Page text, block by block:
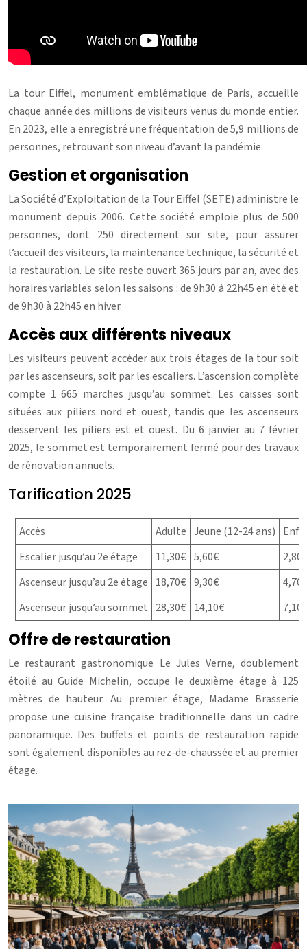
La tour Eiffel, monument emblématique de Paris, accueille
chaque année des millions de visiteurs venus du monde entier.
En 2023, elle a enregistré une fréquentation de 5,9 millions de
personnes, retrouvant son niveau d’avant la pandémie.
Gestion et organisation
La Société d’Exploitation de la Tour Eiffel (SETE) administre le
monument depuis 2006. Cette société emploie plus de 500
personnes, dont 250 directement sur site, pour assurer
l’accueil des visiteurs, la maintenance technique, la sécurité et
la restauration. Le site reste ouvert 365 jours par an, avec des
horaires variables selon les saisons : de 9h30 à 22h45 en été et
de 9h30 à 22h45 en hiver.
Accès aux différents niveaux
Les visiteurs peuvent accéder aux trois étages de la tour soit
par les ascenseurs, soit par les escaliers. L’ascension complète
compte 1 665 marches jusqu’au sommet. Les caisses sont
situées aux piliers nord et ouest, tandis que les ascenseurs
desservent les piliers est et ouest. Du 6 janvier au 7 février
2025, le sommet est temporairement fermé pour des travaux
de rénovation annuels.
Tarification 2025
Accès Adulte Jeune (12-24 ans)
Escalier jusqu’au 2e étage
11,30€ 5,60€
2,80€
Ascenseur jusqu’au 2e étage 18,70€ 9,30€
4,70€
Ascenseur jusqu’au sommet 28,30€ 14,10€ 7,10€
Offre de restauration
Le restaurant gastronomique Le Jules Verne, doublement
étoilé au Guide Michelin, occupe le deuxième étage à 125
mètres de hauteur. Au premier étage, Madame Brasserie
propose une cuisine française traditionnelle dans un cadre
panoramique. Des buffets et points de restauration rapide
sont également disponibles au rez-de-chaussée et au premier
étage.